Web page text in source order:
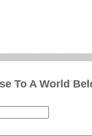
To A World